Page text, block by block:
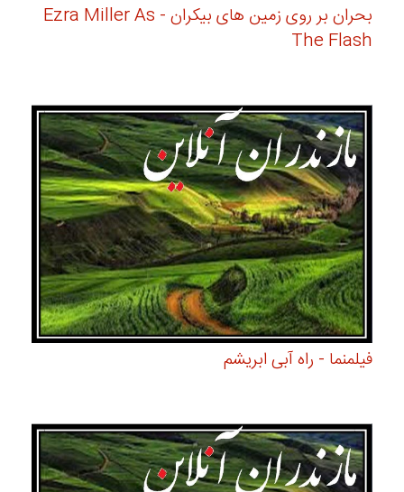
بحران بر روی زمین های بیکران - Ezra Miller As
The Flash
فیلمنما - راه آبی ابریشم